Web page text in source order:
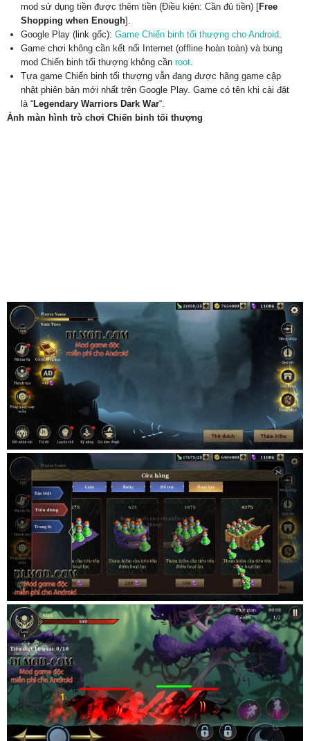
mod sử dụng tiền được thêm tiền (Điều kiện: Cần đủ tiền) [Free
Shopping when Enough].
Google Play (link gốc): Game Chiến binh tối thượng cho Android.
Game chơi không cần kết nối Internet (offline hoàn toàn) và bung
mod Chiến binh tối thượng không cần root.
Tựa game Chiến binh tối thượng vẫn đang được hãng game cập
nhật phiên bản mới nhất trên Google Play. Game có tên khi cài đặt
là “Legendary Warriors Dark War“.
Ảnh màn hình trò chơi Chiến binh tối thượng